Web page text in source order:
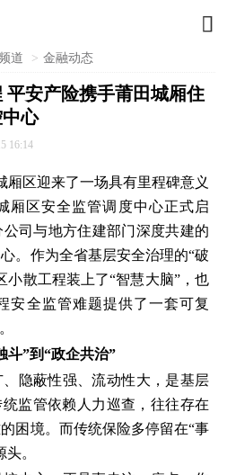

道 > 金融动态
平安产险携手莆田城厢住
心
16:14
厢区迎来了一场具有里程碑意义
区安全监管调度中心正式启
公司与地方住建部门深度共建的
。作为全省基层安全治理的“破
小散工程装上了“智慧大脑”，也
安全监管难题提供了一套可复
斗”到“政企共治”
隐蔽性强、流动性大，是基层
监管依赖人力巡查，往往存在
困境。而传统保险多停留在“事
。